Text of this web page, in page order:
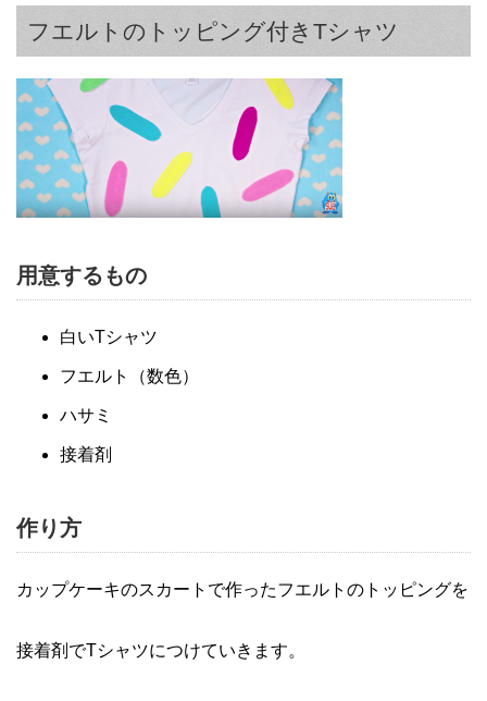
フエルトのトッピング付きTシャツ
用意するもの
白いTシャツ
フエルト（数色）
ハサミ
接着剤
作り方
カップケーキのスカートで作ったフエルトのトッピングを
接着剤でTシャツにつけていきます。